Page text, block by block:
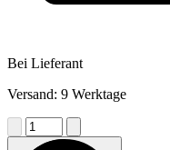
Bei Lieferant
Versand: 9 Werktage